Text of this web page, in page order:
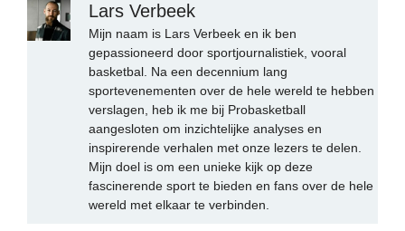
Lars Verbeek
Mijn naam is Lars Verbeek en ik ben
gepassioneerd door sportjournalistiek, vooral
basketbal. Na een decennium lang
sportevenementen over de hele wereld te hebben
verslagen, heb ik me bij Probasketball
aangesloten om inzichtelijke analyses en
inspirerende verhalen met onze lezers te delen.
Mijn doel is om een unieke kijk op deze
fascinerende sport te bieden en fans over de hele
wereld met elkaar te verbinden.